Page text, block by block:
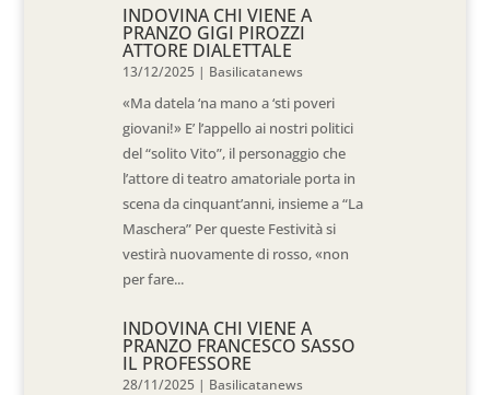
INDOVINA CHI VIENE A
PRANZO GIGI PIROZZI
ATTORE DIALETTALE
13/12/2025 | Basilicatanews
«Ma datela ‘na mano a ‘sti poveri
giovani!» E’ l’appello ai nostri politici
del “solito Vito”, il personaggio che
l’attore di teatro amatoriale porta in
scena da cinquant’anni, insieme a “La
Maschera” Per queste Festività si
vestirà nuovamente di rosso, «non
per fare...
INDOVINA CHI VIENE A
PRANZO FRANCESCO SASSO
IL PROFESSORE
28/11/2025 | Basilicatanews